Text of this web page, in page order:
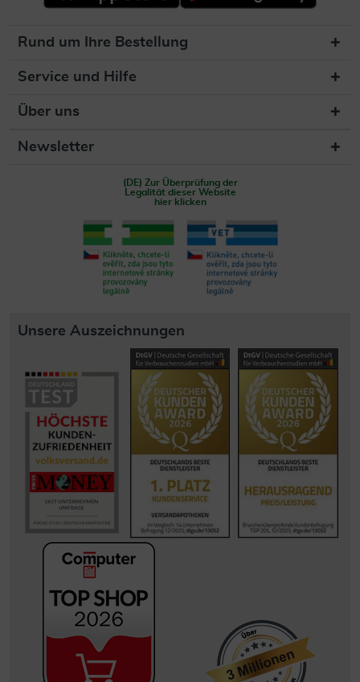
Rund um Ihre Bestellung
Service und Hilfe
Über uns
Newsletter
(DE) Zur Überprüfung der
Legalität dieser Website
hier klicken
Unsere Auszeichnungen